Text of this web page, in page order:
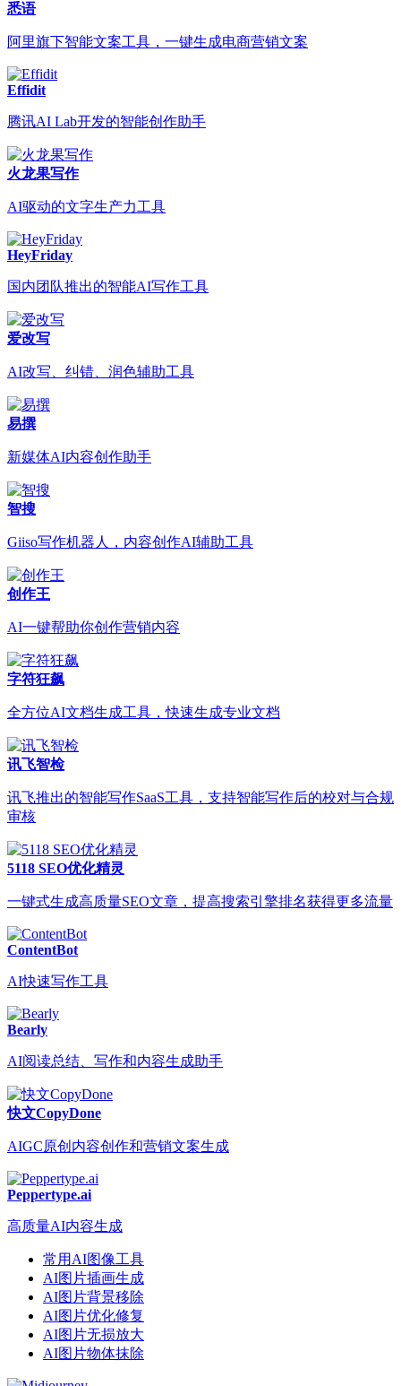
悉语
阿里旗下智能文案工具，一键生成电商营销文案
Effidit
腾讯AI Lab开发的智能创作助手
火龙果写作
AI驱动的文字生产力工具
HeyFriday
国内团队推出的智能AI写作工具
爱改写
AI改写、纠错、润色辅助工具
易撰
新媒体AI内容创作助手
智搜
Giiso写作机器人，内容创作AI辅助工具
创作王
AI一键帮助你创作营销内容
字符狂飙
全方位AI文档生成工具，快速生成专业文档
讯飞智检
讯飞推出的智能写作SaaS工具，支持智能写作后的校对与合规
审核
5118 SEO优化精灵
一键式生成高质量SEO文章，提高搜索引擎排名获得更多流量
ContentBot
AI快速写作工具
Bearly
AI阅读总结、写作和内容生成助手
快文CopyDone
AIGC原创内容创作和营销文案生成
Peppertype.ai
高质量AI内容生成
常用AI图像工具
AI图片插画生成
AI图片背景移除
AI图片优化修复
AI图片无损放大
AI图片物体抹除